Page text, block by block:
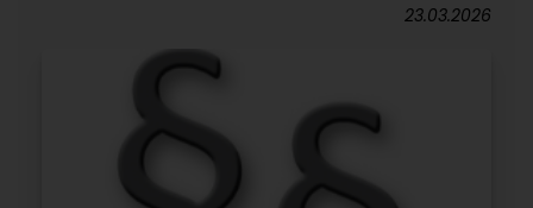
23.03.2026